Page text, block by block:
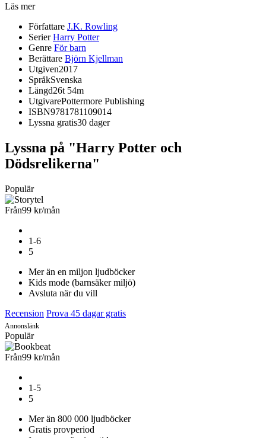
Läs mer
Författare J.K. Rowling
Serier Harry Potter
Genre För barn
Berättare Björn Kjellman
Utgiven2017
SpråkSvenska
Längd26t 54m
UtgivarePottermore Publishing
ISBN9781781109014
Lyssna gratis30 dager
Lyssna på "Harry Potter och
Dödsrelikerna"
Populär
Från99 kr/mån
1-6
5
Mer än en miljon ljudböcker
Kids mode (barnsäker miljö)
Avsluta när du vill
Recension Prova 45 dagar gratis
Annonslänk
Populär
Från99 kr/mån
1-5
5
Mer än 800 000 ljudböcker
Gratis provperiod